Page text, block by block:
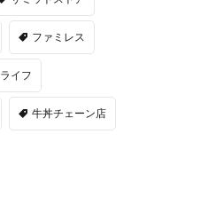
ファミレス
ライフ
牛丼チェーン店